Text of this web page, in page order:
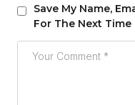
Save My Name,
For The Next Time